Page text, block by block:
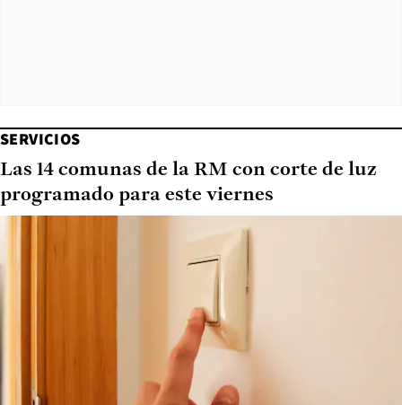
SERVICIOS
Las 14 comunas de la RM con corte de luz
programado para este viernes